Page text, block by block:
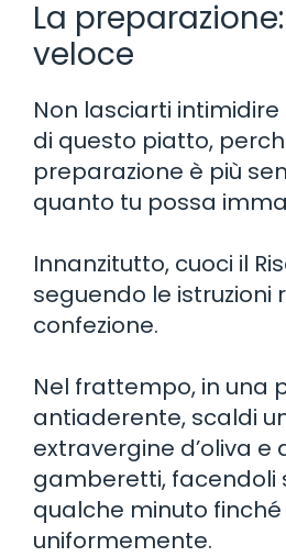
La
veloce
Non lasciarti
di questo piatto,
preparazione è più
quanto tu possa
Innanzitutto, cuoci il
seguendo le istruzioni
confezione.
Nel frattempo, in una
antiaderente, scaldi
extravergine d’oliva e
gamberetti, facendoli
qualche minuto
uniformemente.